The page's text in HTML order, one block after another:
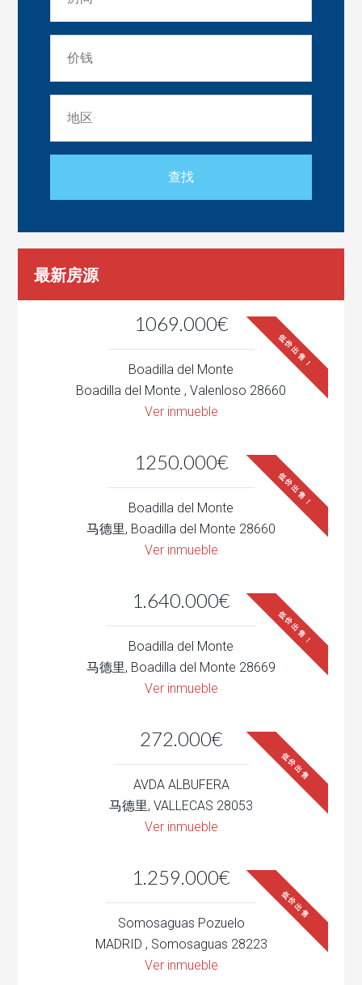
最新房源
1069.000€
低价出售！
Boadilla del Monte
Boadilla del Monte , Valenloso 28660
Ver inmueble
1250.000€
低价出售！
Boadilla del Monte
马德里, Boadilla del Monte 28660
Ver inmueble
1.640.000€
低价出售！
Boadilla del Monte
马德里, Boadilla del Monte 28669
Ver inmueble
272.000€
低价出售
AVDA ALBUFERA
马德里, VALLECAS 28053
Ver inmueble
1.259.000€
低价出售
Somosaguas Pozuelo
MADRID , Somosaguas 28223
Ver inmueble